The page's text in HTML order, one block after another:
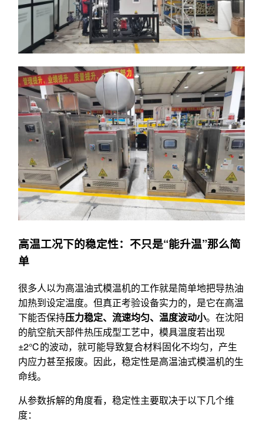
高温工况下的稳定性：不只是“能升温”那么简
单
很多人以为高温油式模温机的工作就是简单地把导热油
加热到设定温度。但真正考验设备实力的，是它在高温
下能否保持压力稳定、流速均匀、温度波动小。在沈阳
的航空航天部件热压成型工艺中，模具温度若出现
±2℃的波动，就可能导致复合材料固化不均匀，产生
内应力甚至报废。因此，稳定性是高温油式模温机的生
命线。
从参数拆解的角度看，稳定性主要取决于以下几个维
度：